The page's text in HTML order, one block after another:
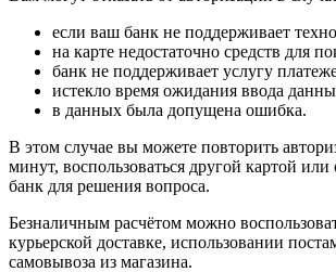
если ваш банк не поддерживает
на карте недостаточно средств для
банк не поддерживает услугу
истекло время ожидания ввода
в данных была допущена ошибка.
В этом случае вы можете повторить
минут, воспользоваться другой картой или
банк для решения вопроса.
Безналичным расчётом можно
курьерской доставке, использовании
самовывоза из магазина.